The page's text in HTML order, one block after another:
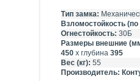
Тип замка:
Взломостойкость
Огнестойкость: 30Б
Размеры внешние
450х глубина 395
Вес (кг): 55
Производитель: